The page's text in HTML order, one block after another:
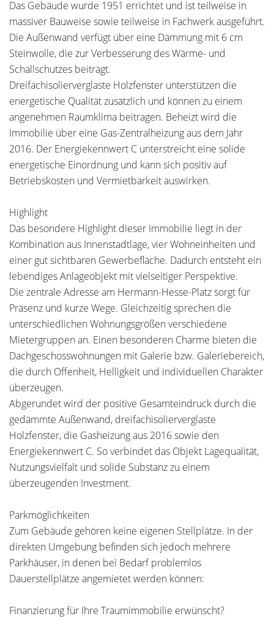
Das Gebäude wurde 1951 errichtet und ist teilweise in
massiver Bauweise sowie teilweise in Fachwerk ausgeführt.
Die Außenwand verfügt über eine Dämmung mit 6 cm
Steinwolle, die zur Verbesserung des Wärme- und
Schallschutzes beiträgt.
Dreifachisolierverglaste Holzfenster unterstützen die
energetische Qualität zusätzlich und können zu einem
angenehmen Raumklima beitragen. Beheizt wird die
Immobilie über eine Gas-Zentralheizung aus dem Jahr
2016. Der Energiekennwert C unterstreicht eine solide
energetische Einordnung und kann sich positiv auf
Betriebskosten und Vermietbarkeit auswirken.
Highlight
Das besondere Highlight dieser Immobilie liegt in der
Kombination aus Innenstadtlage, vier Wohneinheiten und
einer gut sichtbaren Gewerbefläche. Dadurch entsteht ein
lebendiges Anlageobjekt mit vielseitiger Perspektive.
Die zentrale Adresse am Hermann-Hesse-Platz sorgt für
Präsenz und kurze Wege. Gleichzeitig sprechen die
unterschiedlichen Wohnungsgrößen verschiedene
Mietergruppen an. Einen besonderen Charme bieten die
Dachgeschosswohnungen mit Galerie bzw. Galeriebereich,
die durch Offenheit, Helligkeit und individuellen Charakter
überzeugen.
Abgerundet wird der positive Gesamteindruck durch die
gedämmte Außenwand, dreifachisolierverglaste
Holzfenster, die Gasheizung aus 2016 sowie den
Energiekennwert C. So verbindet das Objekt Lagequalität,
Nutzungsvielfalt und solide Substanz zu einem
überzeugenden Investment.
Parkmöglichkeiten
Zum Gebäude gehören keine eigenen Stellplätze. In der
direkten Umgebung befinden sich jedoch mehrere
Parkhäuser, in denen bei Bedarf problemlos
Dauerstellplätze angemietet werden können:
Finanzierung für Ihre Traumimmobilie erwünscht?